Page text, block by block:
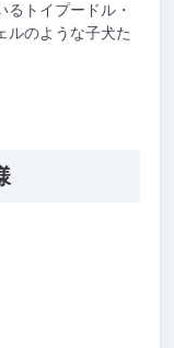
トイプードル・
ルのような子犬た